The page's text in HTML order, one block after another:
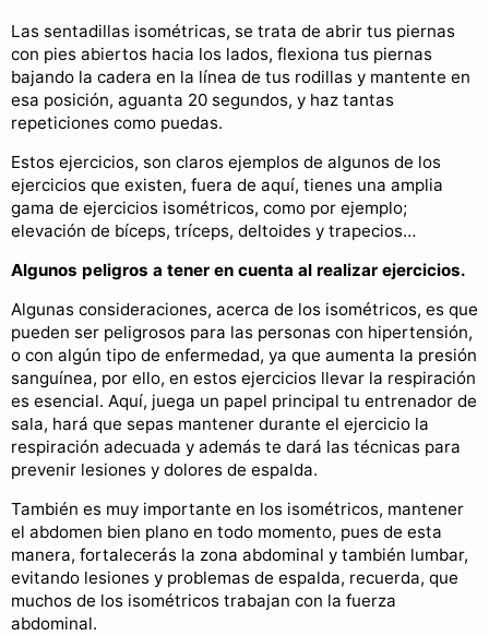
Las sentadillas isométricas, se trata de abrir tus piernas
con pies abiertos hacia los lados, flexiona tus piernas
bajando la cadera en la línea de tus rodillas y mantente en
esa posición, aguanta 20 segundos, y haz tantas
repeticiones como puedas.
Estos ejercicios, son claros ejemplos de algunos de los
ejercicios que existen, fuera de aquí, tienes una amplia
gama de ejercicios isométricos, como por ejemplo;
elevación de bíceps, tríceps, deltoides y trapecios…
Algunos peligros a tener en cuenta al realizar ejercicios.
Algunas consideraciones, acerca de los isométricos, es que
pueden ser peligrosos para las personas con hipertensión,
o con algún tipo de enfermedad, ya que aumenta la presión
sanguínea, por ello, en estos ejercicios llevar la respiración
es esencial. Aquí, juega un papel principal tu entrenador de
sala, hará que sepas mantener durante el ejercicio la
respiración adecuada y además te dará las técnicas para
prevenir lesiones y dolores de espalda.
También es muy importante en los isométricos, mantener
el abdomen bien plano en todo momento, pues de esta
manera, fortalecerás la zona abdominal y también lumbar,
evitando lesiones y problemas de espalda, recuerda, que
muchos de los isométricos trabajan con la fuerza
abdominal.